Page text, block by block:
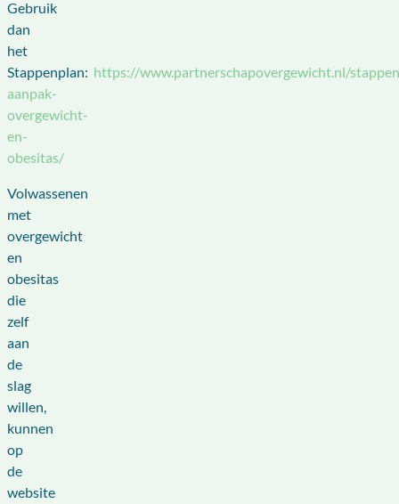
Gebruik
dan
het
Stappenplan: https://www.partnerschapovergewicht.nl/
aanpak-
overgewicht-
en-
obesitas/
Volwassenen
met
overgewicht
en
obesitas
die
zelf
aan
de
slag
willen,
kunnen
op
de
website